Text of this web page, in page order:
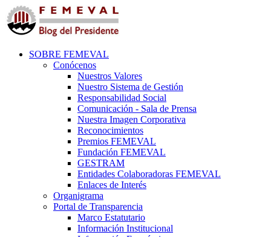
SOBRE FEMEVAL
Conócenos
Nuestros Valores
Nuestro Sistema de Gestión
Responsabilidad Social
Comunicación - Sala de Prensa
Nuestra Imagen Corporativa
Reconocimientos
Premios FEMEVAL
Fundación FEMEVAL
GESTRAM
Entidades Colaboradoras FEMEVAL
Enlaces de Interés
Organigrama
Portal de Transparencia
Marco Estatutario
Información Institucional